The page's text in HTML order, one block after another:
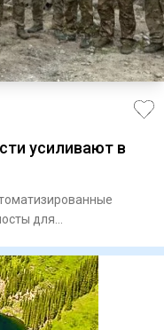
усиливают в
для